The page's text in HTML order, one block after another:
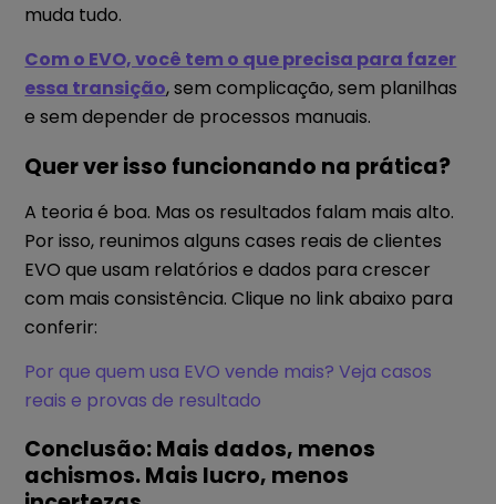
muda tudo.
Com o EVO, você tem o que precisa para fazer
essa transição, sem complicação, sem planilhas
e sem depender de processos manuais.
Quer ver isso funcionando na prática?
A teoria é boa. Mas os resultados falam mais alto.
Por isso, reunimos alguns cases reais de clientes
EVO que usam relatórios e dados para crescer
com mais consistência. Clique no link abaixo para
conferir:
Por que quem usa EVO vende mais? Veja casos
reais e provas de resultado
Conclusão: Mais dados, menos
achismos. Mais lucro, menos